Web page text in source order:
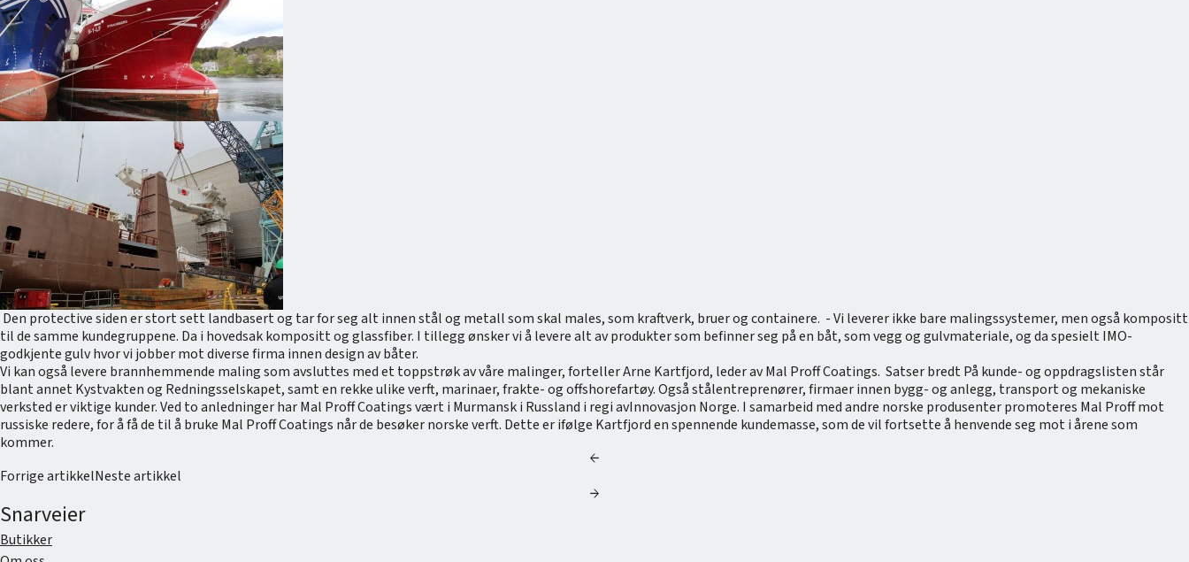
Den protective siden er stort sett landbasert og tar for seg alt innen stål og metall som skal males, som kraftverk, bruer og containere. - Vi leverer ikke bare malingssystemer, men også kompositt
til de samme kundegruppene. Da i hovedsak kompositt og glassfiber. I tillegg ønsker vi å levere alt av produkter som befinner seg på en båt, som vegg og gulvmateriale, og da spesielt IMO-
godkjente gulv hvor vi jobber mot diverse firma innen design av båter.
Vi kan også levere brannhemmende maling som avsluttes med et toppstrøk av våre malinger, forteller Arne Kartfjord, leder av Mal Proff Coatings. Satser bredt På kunde- og oppdragslisten står
blant annet Kystvakten og Redningsselskapet, samt en rekke ulike verft, marinaer, frakte- og offshorefartøy. Også stålentreprenører, firmaer innen bygg- og anlegg, transport og mekaniske
verksted er viktige kunder. Ved to anledninger har Mal Proff Coatings vært i Murmansk i Russland i regi avInnovasjon Norge. I samarbeid med andre norske produsenter promoteres Mal Proff mot
russiske redere, for å få de til å bruke Mal Proff Coatings når de besøker norske verft. Dette er ifølge Kartfjord en spennende kundemasse, som de vil fortsette å henvende seg mot i årene som
kommer.
arrow_back
Forrige artikkelNeste artikkel
arrow_forward
Snarveier
Butikker